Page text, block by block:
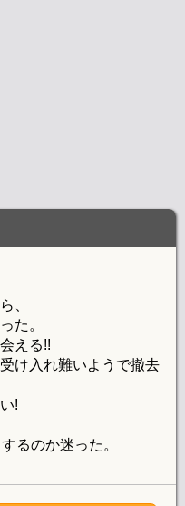
、
た。
える!!
け入れ難いようで撤去
!
るのか迷った。